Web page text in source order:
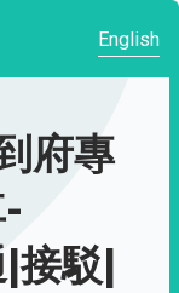
English
府專
接駁|